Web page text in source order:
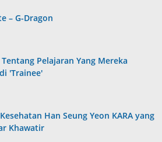
– G-Dragon
Pelajaran Yang Mereka
'Trainee'
Han Seung Yeon KARA yang
Khawatir